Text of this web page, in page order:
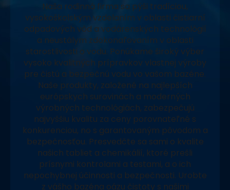
Naša rodinná firma sa pýši tradíciou,
vysokoškolským vzdelaním v oblasti čistiarní
odpadových vôd a vodárenských technológií
a neustálym zdokonaľovaním v oblasti
starostlivosti o vodu. Ponúkame široký výber
vysoko kvalitných prípravkov vlastnej výroby
pre čistú a bezpečnú vodu vo vašom bazéne.
Naše produkty, založené na najlepších
európskych surovinách a moderných
výrobných technológiách, zabezpečujú
najvyššiu kvalitu za ceny porovnateľné s
konkurenciou, no s garantovaným pôvodom a
bezpečnosťou. Presvedčte sa sami o kvalite
našich tabliet a chemikálií, ktoré prešli
prísnymi kontrolami a testami, a o ich
nepochybnej účinnosti a bezpečnosti. Urobte
z vášho bazéna oázu čistoty s našimi